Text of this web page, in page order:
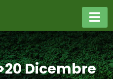
Dicembre